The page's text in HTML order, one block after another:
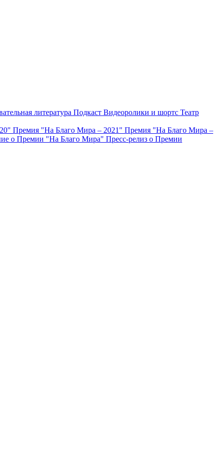
литература Подкаст Видеоролики и шортс Театр
Премия "На Благо Мира – 2021" Премия "На Благо Мира –
о Премии "На Благо Мира" Пресс-релиз о Премии